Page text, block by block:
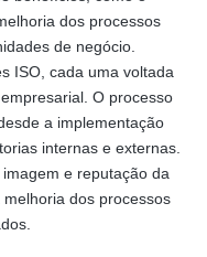
dos processos
de negócio.
ISO, cada uma voltada
O processo
a implementação
internas e externas.
e reputação da
dos processos